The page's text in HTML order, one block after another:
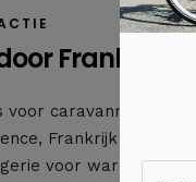
Frankrijk:
caravanners Van
Frankrijk is
voor warme